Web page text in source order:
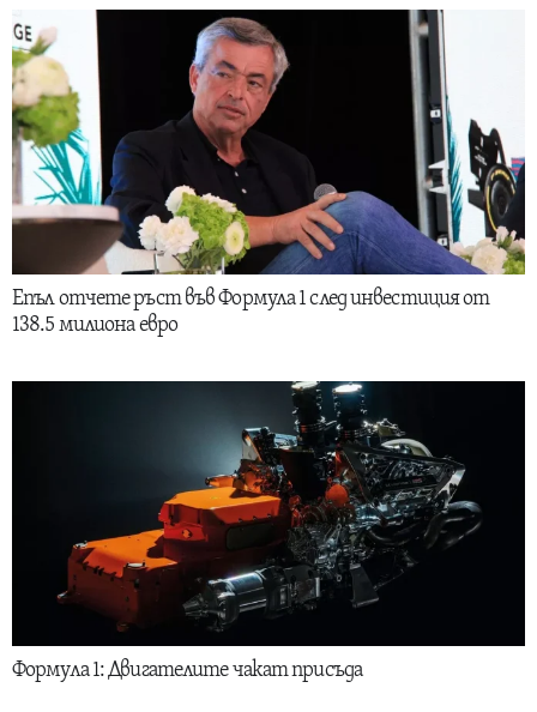
Епъл отчете ръст във Формула 1 след инвестиция от
138.5 милиона евро
Формула 1: Двигателите чакат присъда